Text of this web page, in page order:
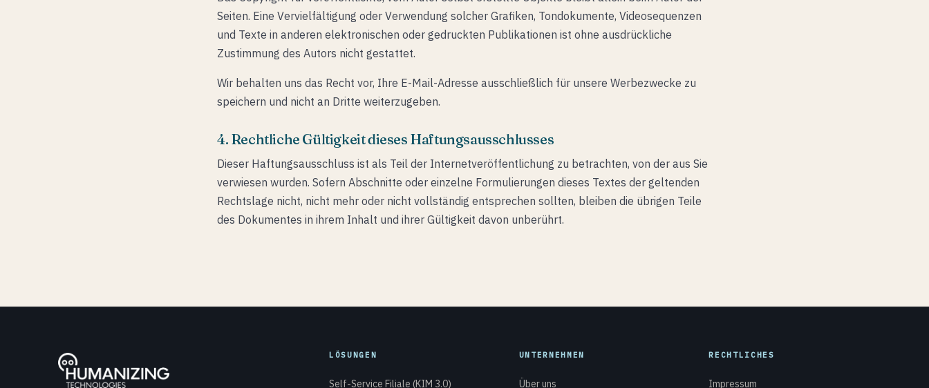
Seiten. Eine Vervielfältigung oder Verwendung solcher Grafiken, Tondokumente, Videosequenzen
und Texte in anderen elektronischen oder gedruckten Publikationen ist ohne ausdrückliche
Zustimmung des Autors nicht gestattet.
Wir behalten uns das Recht vor, Ihre E-Mail-Adresse ausschließlich für unsere Werbezwecke zu
speichern und nicht an Dritte weiterzugeben.
4. Rechtliche Gültigkeit dieses Haftungsausschlusses
Dieser Haftungsausschluss ist als Teil der Internetveröffentlichung zu betrachten, von der aus Sie
verwiesen wurden. Sofern Abschnitte oder einzelne Formulierungen dieses Textes der geltenden
Rechtslage nicht, nicht mehr oder nicht vollständig entsprechen sollten, bleiben die übrigen Teile
des Dokumentes in ihrem Inhalt und ihrer Gültigkeit davon unberührt.
LÖSUNGEN
Self-Service Filiale (KIM 3.0)
UNTERNEHMEN
Über uns
RECHTLICHES
Impressum